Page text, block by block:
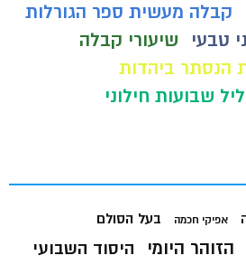
קבלה מעשית ספר הגורלות
טבעי
שיעורי קבלה
הנסתר ביהדות
שבועות חילוני
אפיקי חכמה בעל הסולם
הזוהר היומי היסוד השבועי